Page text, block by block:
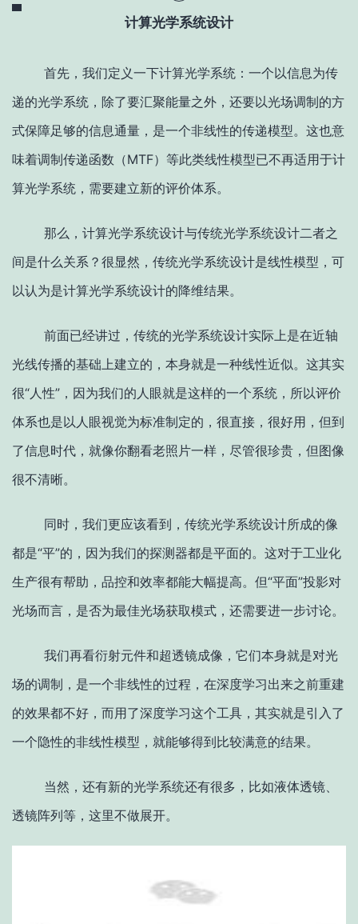
计算光学系统设计
首先，我们定义一下计算光学系统：一个以信息为传
递的光学系统，除了要汇聚能量之外，还要以光场调制的方
式保障足够的信息通量，是一个非线性的传递模型。这也意
味着调制传递函数（MTF）等此类线性模型已不再适用于计
算光学系统，需要建立新的评价体系。
那么，计算光学系统设计与传统光学系统设计二者之
间是什么关系？很显然，传统光学系统设计是线性模型，可
以认为是计算光学系统设计的降维结果。
前面已经讲过，传统的光学系统设计实际上是在近轴
光线传播的基础上建立的，本身就是一种线性近似。这其实
很“人性”，因为我们的人眼就是这样的一个系统，所以评价
体系也是以人眼视觉为标准制定的，很直接，很好用，但到
了信息时代，就像你翻看老照片一样，尽管很珍贵，但图像
很不清晰。
同时，我们更应该看到，传统光学系统设计所成的像
都是“平”的，因为我们的探测器都是平面的。这对于工业化
生产很有帮助，品控和效率都能大幅提高。但“平面”投影对
光场而言，是否为最佳光场获取模式，还需要进一步讨论。
我们再看衍射元件和超透镜成像，它们本身就是对光
场的调制，是一个非线性的过程，在深度学习出来之前重建
的效果都不好，而用了深度学习这个工具，其实就是引入了
一个隐性的非线性模型，就能够得到比较满意的结果。
当然，还有新的光学系统还有很多，比如液体透镜、
透镜阵列等，这里不做展开。